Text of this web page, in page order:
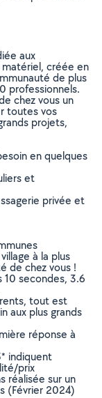
aux
créée en
de plus
professionnels.
chez vous un
toutes vos
projets,
en quelques
et
privée et
à la plus
de chez vous !
secondes, 3.6
tout est
aux plus grands
réponse à
indiquent
prix
réalisée sur un
(Février 2024)